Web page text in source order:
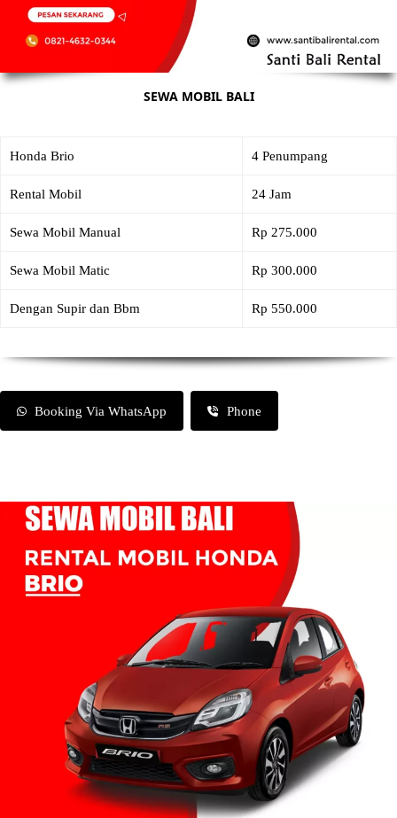
SEWA MOBIL BALI
Honda Brio 4 Penumpang
Rental Mobil 24 Jam
Sewa Mobil Manual Rp 275.000
Sewa Mobil Matic Rp 300.000
Dengan Supir dan Bbm Rp 550.000
Booking Via WhatsApp Phone